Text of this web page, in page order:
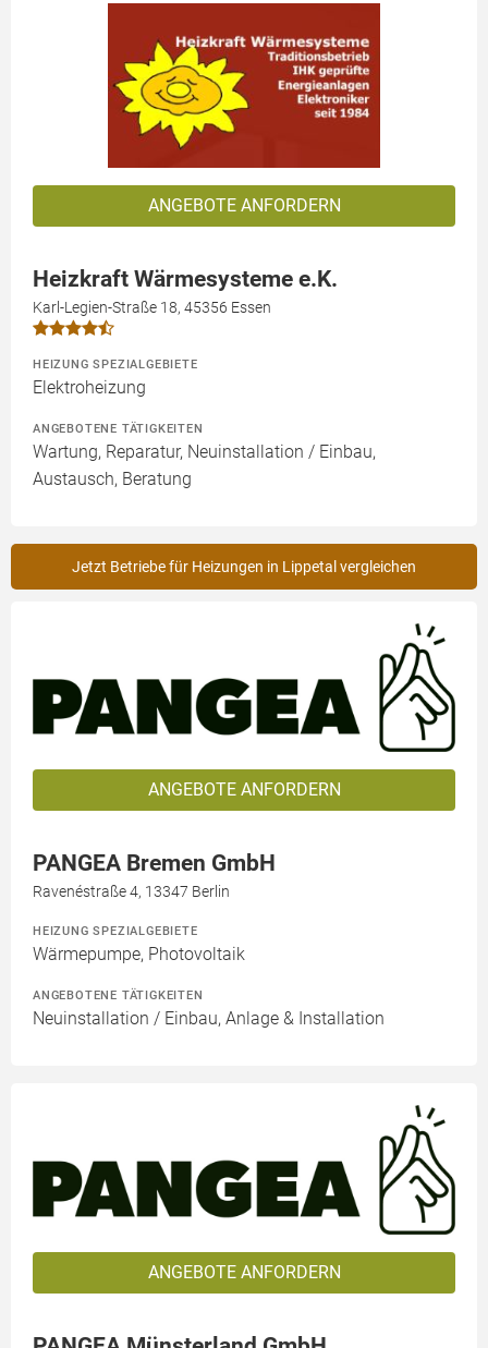
ANGEBOTE ANFORDERN
Heizkraft Wärmesysteme e.K.
Karl-Legien-Straße 18, 45356 Essen
HEIZUNG SPEZIALGEBIETE
Elektroheizung
ANGEBOTENE TÄTIGKEITEN
Wartung, Reparatur, Neuinstallation / Einbau,
Austausch, Beratung
Jetzt Betriebe für Heizungen in Lippetal vergleichen
ANGEBOTE ANFORDERN
PANGEA Bremen GmbH
Ravenéstraße 4, 13347 Berlin
HEIZUNG SPEZIALGEBIETE
Wärmepumpe, Photovoltaik
ANGEBOTENE TÄTIGKEITEN
Neuinstallation / Einbau, Anlage & Installation
ANGEBOTE ANFORDERN